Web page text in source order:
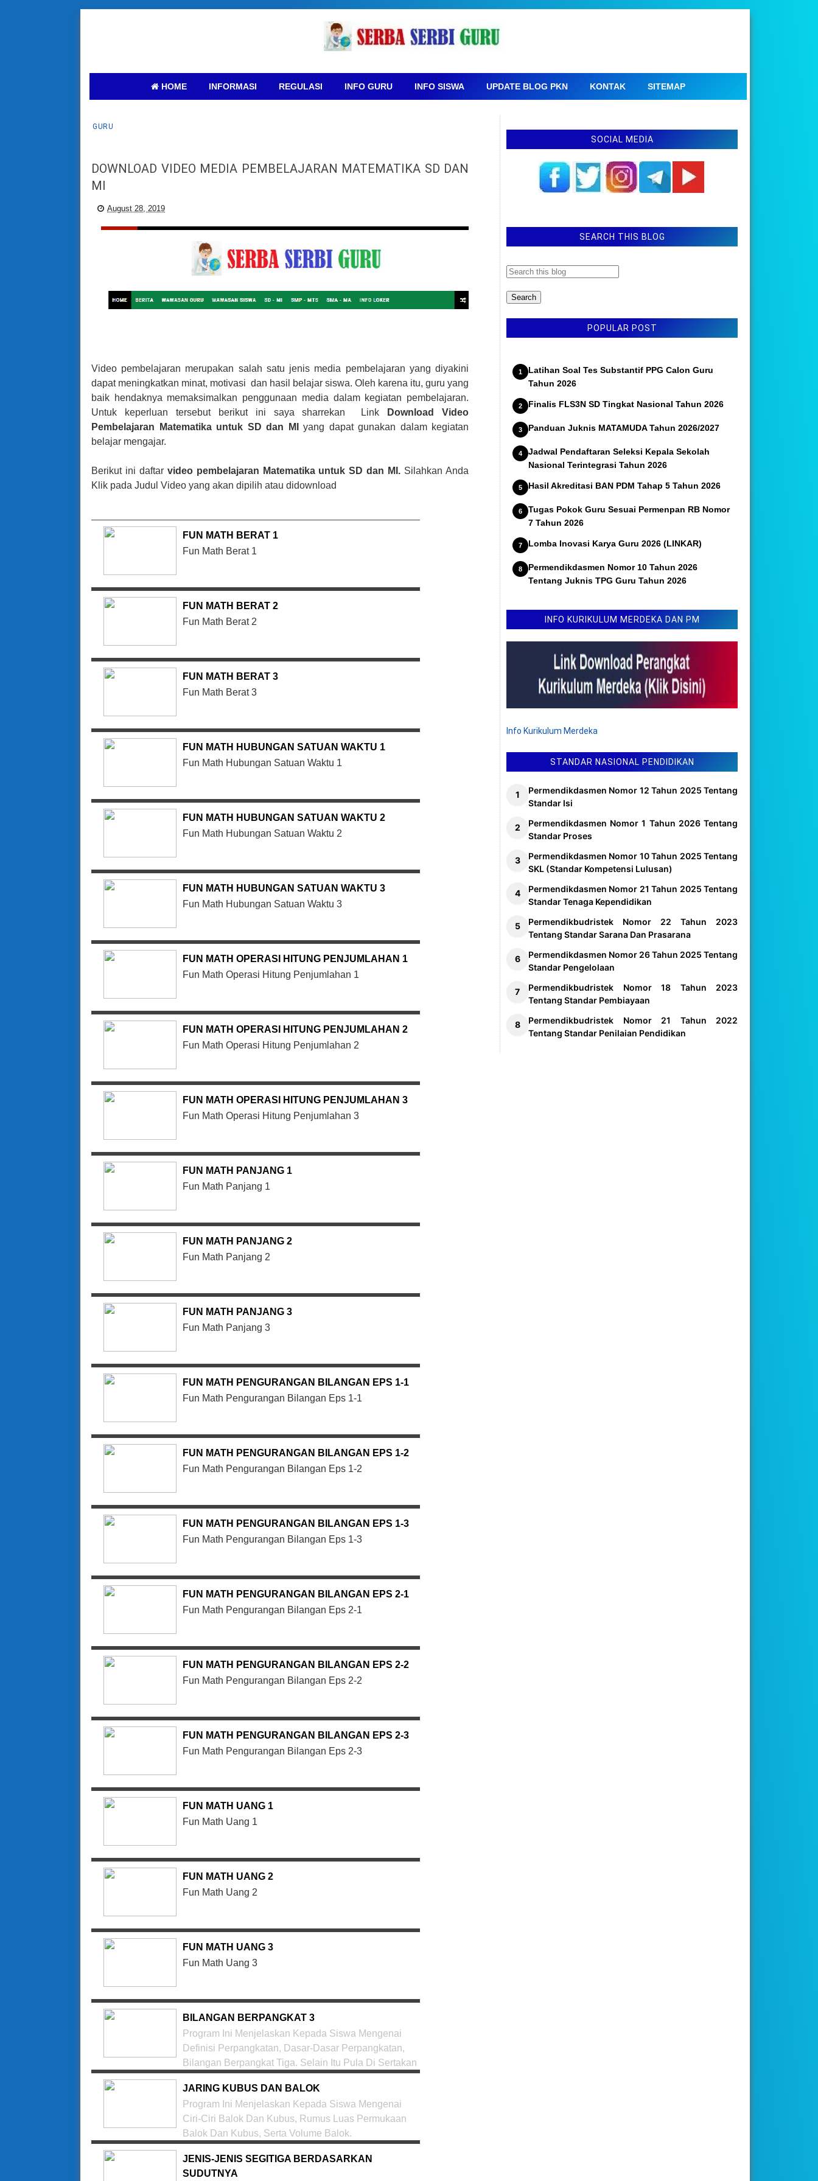
HOME INFORMASI REGULASI INFO GURU INFO SISWA UPDATE BLOG PKN KONTAK SITEMAP
GURU
DOWNLOAD VIDEO MEDIA PEMBELAJARAN MATEMATIKA SD DAN
MI
August 28, 2019
Video pembelajaran merupakan salah satu jenis media pembelajaran yang diyakini
dapat meningkatkan minat, motivasi dan hasil belajar siswa. Oleh karena itu, guru yang
baik hendaknya memaksimalkan penggunaan media dalam kegiatan pembelajaran.
Untuk keperluan tersebut berikut ini saya sharrekan Link
Download Video
Pembelajaran Matematika untuk SD dan MI
yang dapat gunakan dalam kegiatan
belajar mengajar.
Berikut ini daftar video pembelajaran Matematika untuk SD dan MI. Silahkan Anda
Klik pada Judul Video yang akan dipilih atau didownload
FUN MATH BERAT 1
Fun Math Berat 1
FUN MATH BERAT 2
Fun Math Berat 2
FUN MATH BERAT 3
Fun Math Berat 3
FUN MATH HUBUNGAN SATUAN WAKTU 1
Fun Math Hubungan Satuan Waktu 1
FUN MATH HUBUNGAN SATUAN WAKTU 2
Fun Math Hubungan Satuan Waktu 2
FUN MATH HUBUNGAN SATUAN WAKTU 3
Fun Math Hubungan Satuan Waktu 3
FUN MATH OPERASI HITUNG PENJUMLAHAN 1
Fun Math Operasi Hitung Penjumlahan 1
FUN MATH OPERASI HITUNG PENJUMLAHAN 2
Fun Math Operasi Hitung Penjumlahan 2
FUN MATH OPERASI HITUNG PENJUMLAHAN 3
Fun Math Operasi Hitung Penjumlahan 3
FUN MATH PANJANG 1
Fun Math Panjang 1
FUN MATH PANJANG 2
Fun Math Panjang 2
FUN MATH PANJANG 3
Fun Math Panjang 3
FUN MATH PENGURANGAN BILANGAN EPS 1-1
Fun Math Pengurangan Bilangan Eps 1-1
FUN MATH PENGURANGAN BILANGAN EPS 1-2
Fun Math Pengurangan Bilangan Eps 1-2
FUN MATH PENGURANGAN BILANGAN EPS 1-3
Fun Math Pengurangan Bilangan Eps 1-3
FUN MATH PENGURANGAN BILANGAN EPS 2-1
Fun Math Pengurangan Bilangan Eps 2-1
FUN MATH PENGURANGAN BILANGAN EPS 2-2
Fun Math Pengurangan Bilangan Eps 2-2
FUN MATH PENGURANGAN BILANGAN EPS 2-3
Fun Math Pengurangan Bilangan Eps 2-3
FUN MATH UANG 1
Fun Math Uang 1
FUN MATH UANG 2
Fun Math Uang 2
FUN MATH UANG 3
Fun Math Uang 3
BILANGAN BERPANGKAT 3
Program Ini Menjelaskan Kepada Siswa Mengenai
Definisi Perpangkatan, Dasar-Dasar Perpangkatan,
Bilangan Berpangkat Tiga. Selain Itu Pula Di Sertakan
Latihan Soal Bilangan Berpangkat Tiga.
JARING KUBUS DAN BALOK
Program Ini Menjelaskan Kepada Siswa Mengenai
Ciri-Ciri Balok Dan Kubus, Rumus Luas Permukaan
Balok Dan Kubus, Serta Volume Balok.
JENIS-JENIS SEGITIGA BERDASARKAN
SUDUTNYA
SOCIAL MEDIA
SEARCH THIS BLOG
POPULAR POST
Latihan Soal Tes Substantif PPG Calon Guru
Tahun 2026
Finalis FLS3N SD Tingkat Nasional Tahun 2026
Panduan Juknis MATAMUDA Tahun 2026/2027
Jadwal Pendaftaran Seleksi Kepala Sekolah
Nasional Terintegrasi Tahun 2026
Hasil Akreditasi BAN PDM Tahap 5 Tahun 2026
Tugas Pokok Guru Sesuai Permenpan RB Nomor
7 Tahun 2026
Lomba Inovasi Karya Guru 2026 (LINKAR)
Permendikdasmen Nomor 10 Tahun 2026
Tentang Juknis TPG Guru Tahun 2026
INFO KURIKULUM MERDEKA DAN PM
Info Kurikulum Merdeka
STANDAR NASIONAL PENDIDIKAN
Permendikdasmen Nomor 12 Tahun 2025 Tentang
Standar Isi
Permendikdasmen Nomor 1 Tahun 2026 Tentang
Standar Proses
Permendikdasmen Nomor 10 Tahun 2025 Tentang
SKL (Standar Kompetensi Lulusan)
Permendikdasmen Nomor 21 Tahun 2025 Tentang
Standar Tenaga Kependidikan
Permendikbudristek Nomor 22 Tahun 2023
Tentang Standar Sarana Dan Prasarana
Permendikdasmen Nomor 26 Tahun 2025 Tentang
Standar Pengelolaan
Permendikbudristek Nomor 18 Tahun 2023
Tentang Standar Pembiayaan
Permendikbudristek Nomor 21 Tahun 2022
Tentang Standar Penilaian Pendidikan